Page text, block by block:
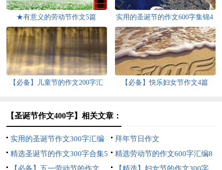
★有意义的劳动节作文5篇
实用的圣诞节的作文600字集锦4
篇
【必备】儿童节的作文200字汇
【必备】快乐妇女节作文4篇
【圣诞节作文400字】相关文章：
实用的圣诞节作文300字汇编
五篇
拜年节日作文
精选圣诞节的作文300字合集5
篇
精选劳动节的作文600字汇编8
篇
【必备】五一劳动节的作文 【精选】妇女节的作文300字